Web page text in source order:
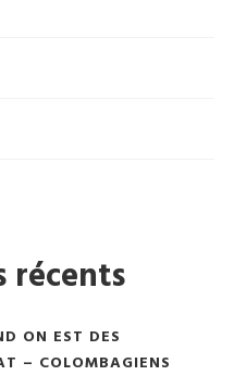
récents
ON EST DES
– COLOMBAGIENS